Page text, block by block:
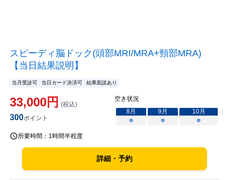
スピーディ脳ドック(頭部MRI/MRA+頸部MRA)
【当日結果説明】
当月受診可 当日カード決済可 結果面談あり
33,000円 (税込)
300ポイント
空き状況
8月 9月 10月
○
○ ○
所要時間： 1時間半程度
詳細・予約